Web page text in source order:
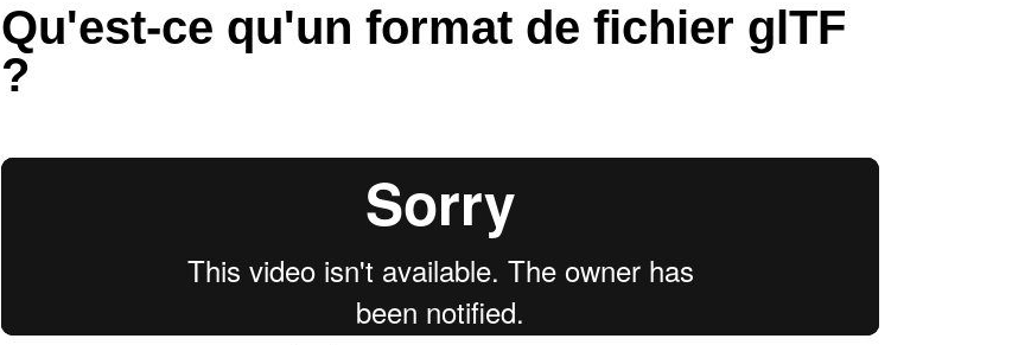
Qu'est-ce qu'un format de fichier glTF
?